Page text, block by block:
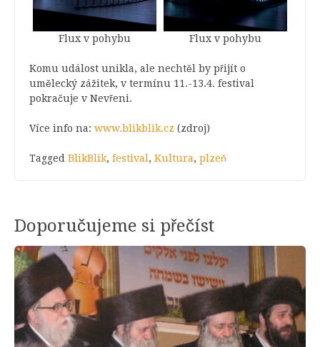
Flux v pohybu Flux v pohybu
Komu událost unikla, ale nechtěl by přijít o
umělecký zážitek, v termínu 11.-13.4. festival
pokračuje v Nevřeni.
Více info na: www.blikblik.cz (zdroj)
Tagged BlikBlik, festival, Kultura, plzeň
Doporučujeme si přečíst